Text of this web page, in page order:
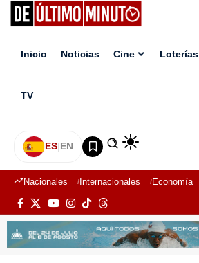
Inicio Noticias Cine Loterías
TV
ES|EN
Nacionales Internacionales Economía